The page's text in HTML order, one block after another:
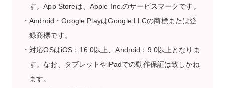
す。App Storeは、Apple Inc.のサービスマークです。
Android・Google PlayはGoogle LLCの商標または登
録商標です。
対応OSはiOS：16.0以上、Android：9.0以上となりま
す。なお、タブレットやiPadでの動作保証は致しかね
ます。